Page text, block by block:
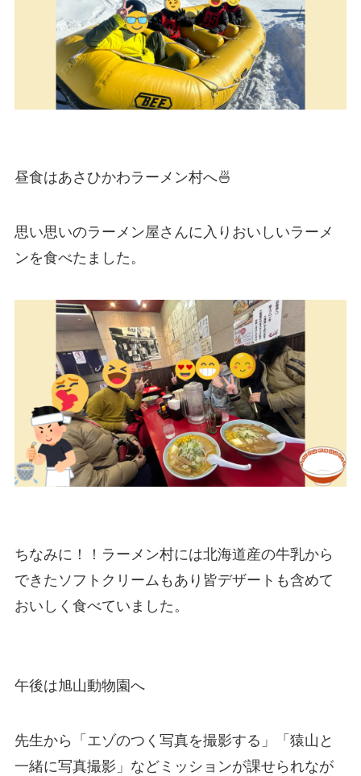
昼食はあさひかわラーメン村へ🍜
思い思いのラーメン屋さんに入りおいしいラーメ
ンを食べたました。
ちなみに！！ラーメン村には北海道産の牛乳から
できたソフトクリームもあり皆デザートも含めて
おいしく食べていました。
午後は旭山動物園へ
先生から「エゾのつく写真を撮影する」「猿山と
一緒に写真撮影」などミッションが課せられなが